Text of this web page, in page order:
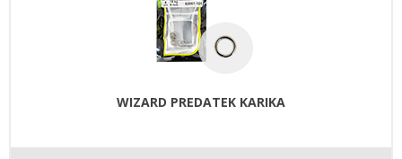
WIZARD PREDATEK KARIKA